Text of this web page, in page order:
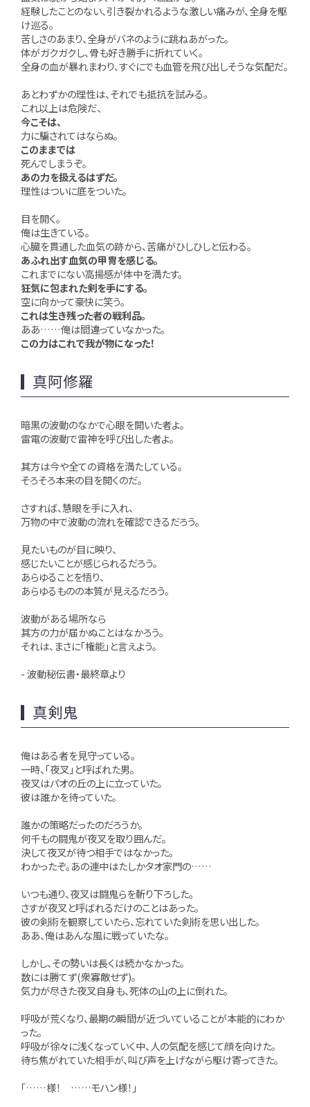
経験したことのない、引き裂かれるような激しい痛みが、全身を駆
け巡る。
苦しさのあまり、全身がバネのように跳ねあがった。
体がガクガクし、骨も好き勝手に折れていく。
全身の血が暴れまわり、すぐにでも血管を飛び出しそうな気配だ。
あとわずかの理性は、それでも抵抗を試みる。
これ以上は危険だ、
今こそは、
力に騙されてはならぬ。
このままでは
死んでしまうぞ。
あの力を扱えるはずだ。
理性はついに底をついた。
目を開く。
俺は生きている。
心臓を貫通した血気の跡から、苦痛がひしひしと伝わる。
あふれ出す血気の甲冑を感じる。
これまでにない高揚感が体中を満たす。
狂気に包まれた剣を手にする。
空に向かって豪快に笑う。
これは生き残った者の戦利品。
ああ……俺は間違っていなかった。
この力はこれで我が物になった！
真阿修羅
暗黒の波動のなかで心眼を開いた者よ。
雷電の波動で雷神を呼び出した者よ。
其方は今や全ての資格を満たしている。
そろそろ本来の目を開くのだ。
さすれば、慧眼を手に入れ、
万物の中で波動の流れを確認できるだろう。
見たいものが目に映り、
感じたいことが感じられるだろう。
あらゆることを悟り、
あらゆるものの本質が見えるだろう。
波動がある場所なら
其方の力が届かぬことはなかろう。
それは、まさに「権能」と言えよう。
- 波動秘伝書・最終章より
真剣鬼
俺はある者を見守っている。
一時、「夜叉」と呼ばれた男。
夜叉はパオの丘の上に立っていた。
彼は誰かを待っていた。
誰かの策略だったのだろうか。
何千もの闘鬼が夜叉を取り囲んだ。
決して夜叉が待つ相手ではなかった。
わかったぞ。あの連中はたしかタオ家門の……
いつも通り、夜叉は闘鬼らを斬り下ろした。
さすが夜叉と呼ばれるだけのことはあった。
彼の剣術を観察していたら、忘れていた剣術を思い出した。
ああ、俺はあんな風に戦っていたな。
しかし、その勢いは長くは続かなかった。
数には勝てず(衆寡敵せず)。
気力が尽きた夜叉自身も、死体の山の上に倒れた。
呼吸が荒くなり、最期の瞬間が近づいていることが本能的にわか
った。
呼吸が徐々に浅くなっていく中、人の気配を感じて顔を向けた。
待ち焦がれていた相手が、叫び声を上げながら駆け寄ってきた。
「……様！ ……モハン様！」